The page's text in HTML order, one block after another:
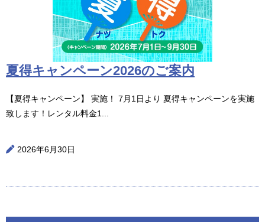
夏得キャンペーン2026のご案内
【夏得キャンペーン】 実施！ 7月1日より 夏得キャンペーンを実施
致します！レンタル料金1...
2026年6月30日